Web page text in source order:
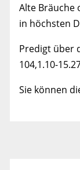
Alte Bräuche
in höchsten
Predigt über
104,1.10-
Sie können